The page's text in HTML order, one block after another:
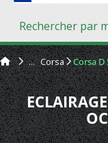
Corsa Corsa